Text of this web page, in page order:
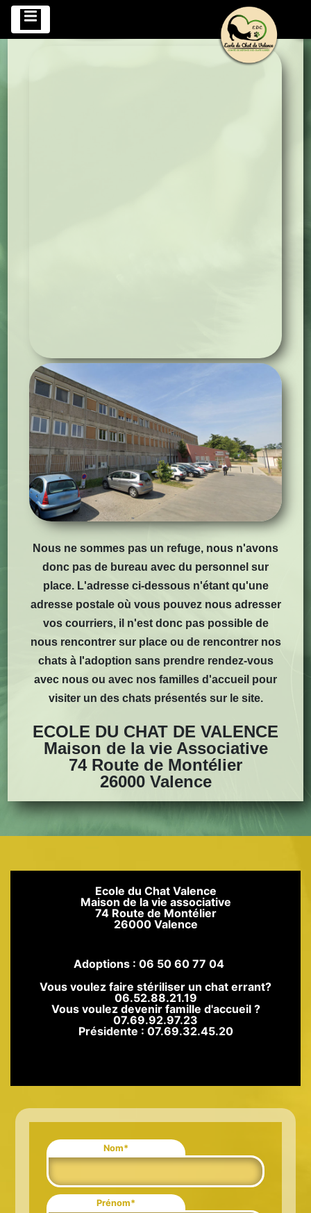
Nous ne sommes pas un refuge, nous n'avons
donc pas de bureau avec du personnel sur
place. L'adresse ci-dessous n'étant qu'une
adresse postale où vous pouvez nous adresser
vos courriers, il n'est donc pas possible de
nous rencontrer sur place ou de rencontrer nos
chats à l'adoption sans prendre rendez-vous
avec nous ou avec nos familles d'accueil pour
visiter un des chats présentés sur le site.
ECOLE DU CHAT DE VALENCE
Maison de la vie Associative
74 Route de Montélier
26000 Valence
Ecole du Chat Valence
Maison de la vie associative
74 Route de Montélier
26000 Valence
Adoptions : 06 50 60 77 04
Vous voulez faire stériliser un chat errant?
06.52.88.21.19
Vous voulez devenir famille d'accueil ?
07.69.92.97.23
Présidente : 07.69.32.45.20
Nom*
Prénom*